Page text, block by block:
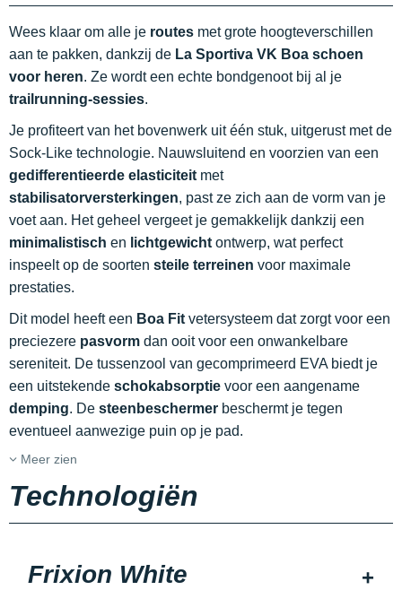
Wees klaar om alle je routes met grote hoogteverschillen
aan te pakken, dankzij de La Sportiva VK Boa schoen
voor heren. Ze wordt een echte bondgenoot bij al je
trailrunning-sessies.
Je profiteert van het bovenwerk uit één stuk, uitgerust met de
Sock-Like technologie. Nauwsluitend en voorzien van een
gedifferentieerde elasticiteit met
stabilisatorversterkingen, past ze zich aan de vorm van je
voet aan. Het geheel vergeet je gemakkelijk dankzij een
minimalistisch en lichtgewicht ontwerp, wat perfect
inspeelt op de soorten steile terreinen voor maximale
prestaties.
Dit model heeft een Boa Fit vetersysteem dat zorgt voor een
preciezere pasvorm dan ooit voor een onwankelbare
sereniteit. De tussenzool van gecomprimeerd EVA biedt je
een uitstekende schokabsorptie voor een aangename
demping. De steenbeschermer beschermt je tegen
eventueel aanwezige puin op je pad.
Meer zien
Technologiën
Frixion White